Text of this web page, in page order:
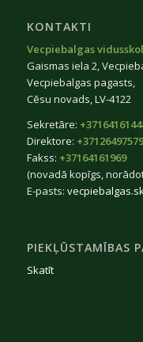
KONTAKTI
Vecpiebalgas
Gaismas iela 2,
Vecpiebalgas pagasts,
Cēsu novads, LV-4122
Sekretāre:
Direktore: +37126497579
Fakss: +37164161969
(novadā kopīgs,
E-pasts:
PIEKĻŪSTAMĪBAS
Skatīt